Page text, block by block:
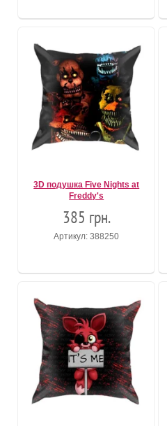
3D подушка Five Nights at
Freddy's
385 грн.
Артикул: 388250